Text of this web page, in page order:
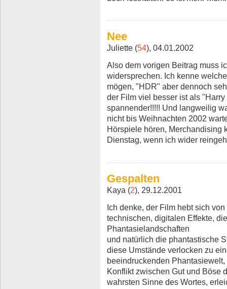
Nee
Juliette (54), 04.01.2002
Also dem vorigen Beitrag muss
widersprechen. Ich kenne
mögen, "HDR" aber dennoch
der Film viel besser ist als
spannender!!!!! Und langweilig
nicht bis Weihnachten 2002
Hörspiele hören, Merchandising
Dienstag, wenn ich wider
Gespalten
Kaya (2), 29.12.2001
Ich denke, der Film hebt sich
technischen, digitalen Effekte,
Phantasielandschaften
und natürlich die phantastische
diese Umstände verlocken zu
beeindruckenden
Konflikt zwischen Gut und Böse
wahrsten Sinne des Wortes,